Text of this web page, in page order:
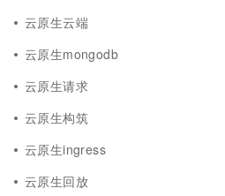
云原生云端
云原生mongodb
云原生请求
云原生构筑
云原生ingress
云原生回放